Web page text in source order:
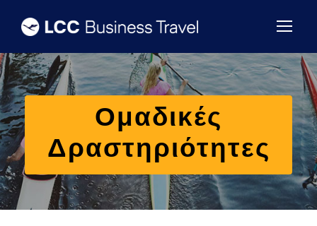
Ομαδικές
Δραστηριότητες